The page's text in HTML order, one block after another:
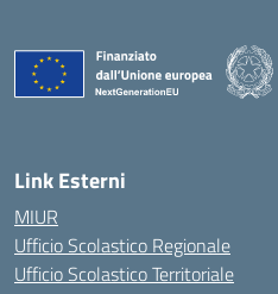
Link Esterni
MIUR
Ufficio Scolastico Regionale
Ufficio Scolastico Territoriale